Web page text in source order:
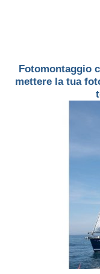
Fotomontaggio
mettere la tua